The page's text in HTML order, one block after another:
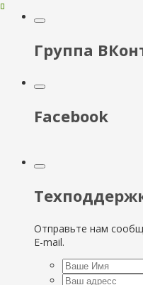
Группа
Facebook
Отправьте нам
E-mail.